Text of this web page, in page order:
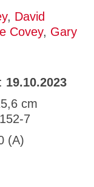
, David
Covey, Gary
19.10.2023
cm
7
(A)